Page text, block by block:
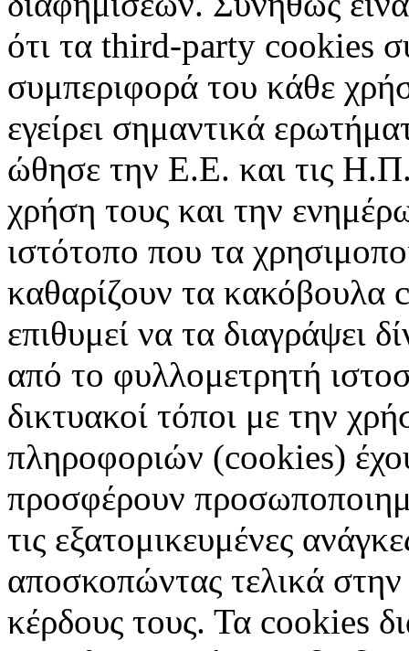
ότι τα third-party cookies
συμπεριφορά του κάθε
εγείρει σημαντικά
ώθησε την Ε.Ε. και τις
χρήση τους και την
ιστότοπο που τα
καθαρίζουν τα κακόβουλα
επιθυμεί να τα διαγράψει
από το φυλλομετρητή
δικτυακοί τόποι με την
πληροφοριών (cookies)
προσφέρουν
τις εξατομικευμένες
αποσκοπώντας τελικά
κέρδους τους. Τα cookies